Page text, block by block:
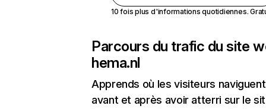
10 fois plus d'informations quotidiennes.
Parcours du trafic du site
hema.nl
Apprends où les visiteurs naviguent
avant et après avoir atterri sur le